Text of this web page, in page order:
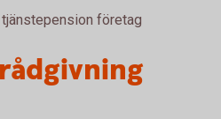
företag